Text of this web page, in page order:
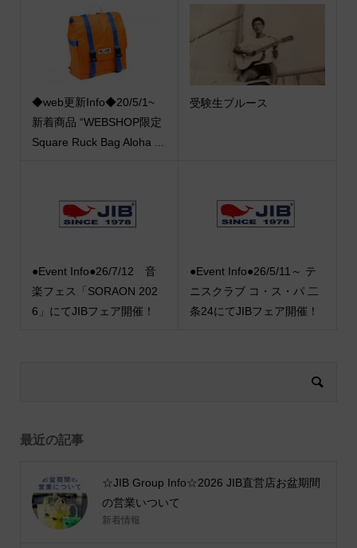
◆web更新Info◆20/5/1~
新着商品 “WEBSHOP限定
Square Ruck Bag Aloha ...
受験生ブルース
●Event Info●26/7/12 音
楽フェス「SORAON 202
6」にてJIBフェア開催！
●Event Info●26/5/11～ テ
ニスクラブ コ・ス・パ 二
条24にてJIBフェア開催！
最近の記事
☆JIB Group Info☆2026 JIB直営店お盆期間
の営業いついて
新着情報